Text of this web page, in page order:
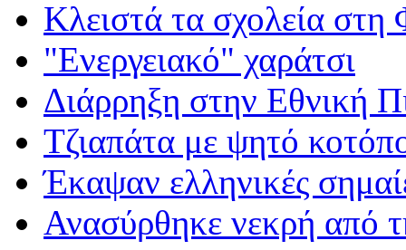
Κλειστά τα σχολεία στη
"Ενεργειακό" χαράτσι
Διάρρηξη στην Εθνική
Τζιαπάτα με ψητό
Έκαψαν ελληνικές
Ανασύρθηκε νεκρή από